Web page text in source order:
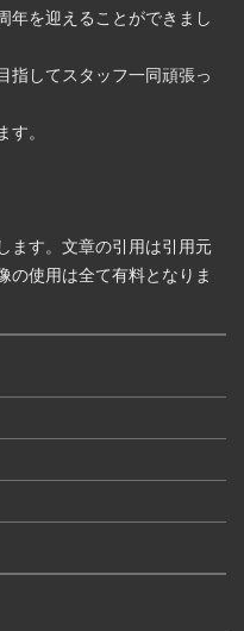
年を迎えることができまし
指してスタッフ一同頑張っ
す。
ます。文章の引用は引用元
の使用は全て有料となりま